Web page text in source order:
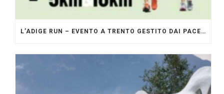
L’ADIGE RUN – EVENTO A TRENTO GESTITO DAI PACERS GLI ORIGINALI